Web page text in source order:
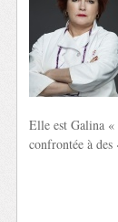
Elle est Galina
confrontée à